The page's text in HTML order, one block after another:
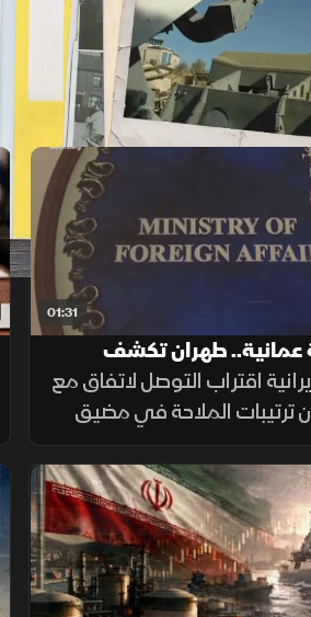
2026
01:31
عمانية.. طهران تكشف
هرمزاقتراب التوصل لاتفاق مع
ترتيبات الملاحة في مضيق
المضيق يبقى مشروطًا
العقوبات والإفراج عن الأصول